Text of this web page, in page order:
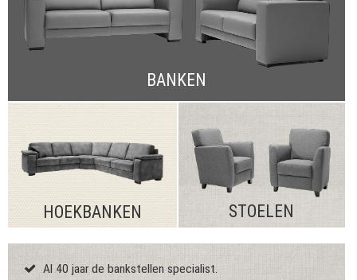
BANKEN
HOEKBANKEN STOELEN
Al 40 jaar de bankstellen specialist.